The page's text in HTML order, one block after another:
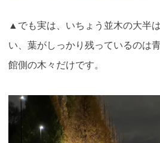
▲でも実は、いちょう並木の大半
い、葉がしっかり残っているのは
館側の木々だけです。